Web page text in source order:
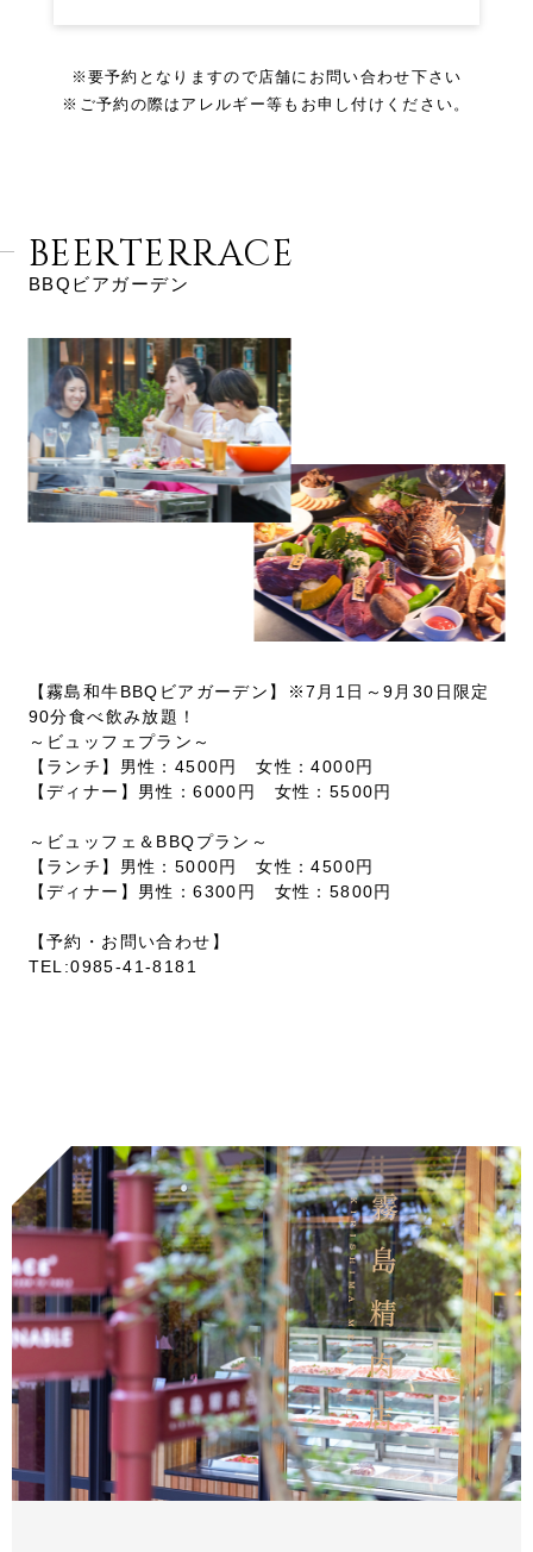
※要予約となりますので店舗にお問い合わせ下さい
※ご予約の際はアレルギー等もお申し付けください。
BEERTERRACE
BBQビアガーデン
【霧島和牛BBQビアガーデン】※7月1日～9月30日限定
90分食べ飲み放題！
～ビュッフェプラン～
【ランチ】男性：4500円 女性：4000円
【ディナー】男性：6000円 女性：5500円
～ビュッフェ＆BBQプラン～
【ランチ】男性：5000円 女性：4500円
【ディナー】男性：6300円 女性：5800円
【予約・お問い合わせ】
TEL:0985-41-8181